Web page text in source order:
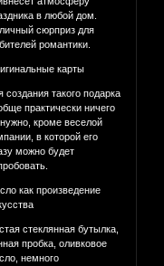
в любой дом.
сюрприз для
романтики.
карты
создания такого подарка
практически ничего
кроме веселой
в которой его
можно будет
как произведение
стеклянная бутылка,
пробка, оливковое
немного